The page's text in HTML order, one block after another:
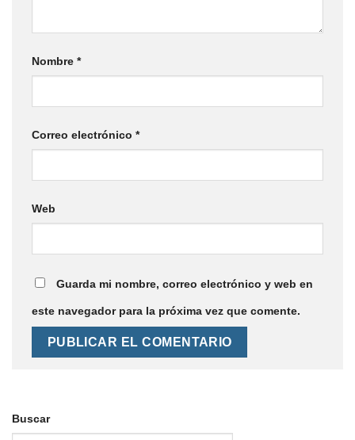
Nombre *
Correo electrónico *
Web
Guarda mi nombre, correo electrónico y web en
este navegador para la próxima vez que comente.
Buscar